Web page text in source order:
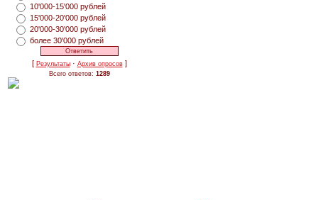
10'000-15'000 рублей
15'000-20'000 рублей
20'000-30'000 рублей
более 30'000 рублей
[ Результаты· Архив опросов]
Всего ответов: 1289